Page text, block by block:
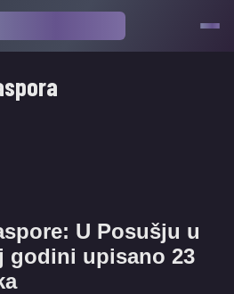
U Posušju u
godini upisano 23